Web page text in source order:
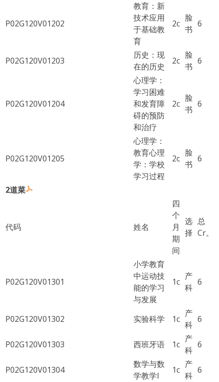
P02G120V01202
教育：新
技术应用
于基础教
育
2c
脸
书
6
P02G120V01203
历史：现
在的历史
2c
脸
书
6
P02G120V01204
心理学：
学习困难
和发育障
碍的预防
和治疗
2c
脸
书
6
P02G120V01205
心理学：
教育心理
学：学校
学习过程
2c
脸
书
6
2道菜
代码 姓名
四
个
月
期
间
选
择
总
Cr。
P02G120V01301
小学教育
中运动技
能的学习
与发展
1c
产
科
6
P02G120V01302 实验科学 1c
产
科
6
P02G120V01303 西班牙语 1c
产
科
6
P02G120V01304
数学与数
学教学I
1c
产
科
6